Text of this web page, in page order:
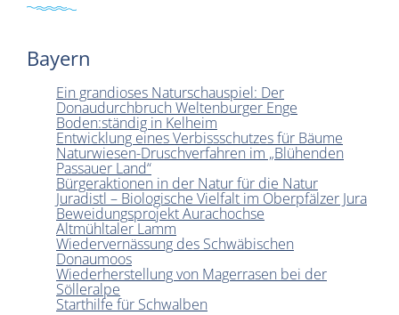
Bayern
Ein grandioses Naturschauspiel: Der
Donaudurchbruch Weltenburger Enge
Boden:ständig in Kelheim
Entwicklung eines Verbissschutzes für Bäume
Naturwiesen-Druschverfahren im „Blühenden
Passauer Land“
Bürgeraktionen in der Natur für die Natur
Juradistl – Biologische Vielfalt im Oberpfälzer Jura
Beweidungsprojekt Aurachochse
Altmühltaler Lamm
Wiedervernässung des Schwäbischen
Donaumoos
Wiederherstellung von Magerrasen bei der
Sölleralpe
Starthilfe für Schwalben